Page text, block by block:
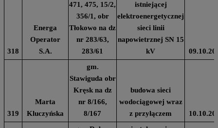
318
Energa
Operator
S.A.
471, 475, 15/2,
356/1, obr
Tłokowo na dz
nr 283/63,
283/61
istniejącej
elektroenergetycznej
sieci linii
napowietrznej SN 15
kV
319
Marta
Kluczyńska
gm.
Stawiguda obr
Kręsk na dz
nr 8/166,
8/167
budowa sieci
wodociągowej wraz
z przyłączem